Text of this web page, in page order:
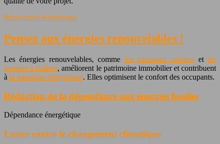
Rénovation énergétique
Pensez aux énergies renouvelables !
Les énergies renouvelables, comme les panneaux solaires et les
pompes à chaleur, améliorent le patrimoine immobilier et contribuent
à la transition énergétique. Elles optimisent le confort des occupants.
Réduction de la dépendance aux énergies fossiles
Dépendance énergétique
Lutter contre le changement climatique